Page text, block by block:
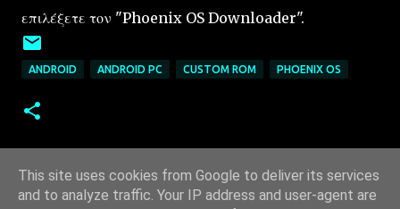
επιλέξετε τον "Phoenix OS Downloader".
ANDROID ANDROID PC CUSTOM ROM PHOENIX OS
This site uses cookies from Google to deliver its services
and to analyze traffic. Your IP address and user-agent are